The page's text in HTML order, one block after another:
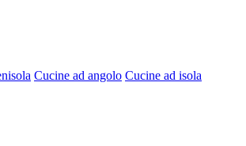
Cucine ad angolo Cucine ad isola